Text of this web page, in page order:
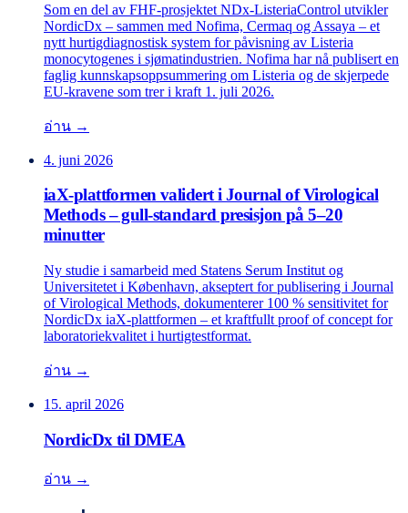
Som en del av FHF-prosjektet NDx-ListeriaControl utvikler
NordicDx – sammen med Nofima, Cermaq og Assaya – et
nytt hurtigdiagnostisk system for påvisning av Listeria
monocytogenes i sjømatindustrien. Nofima har nå publisert en
faglig kunnskapsoppsummering om Listeria og de skjerpede
EU-kravene som trer i kraft 1. juli 2026.
อ่าน →
4. juni 2026
iaX-plattformen validert i Journal of Virological
Methods – gull-standard presisjon på 5–20
minutter
Ny studie i samarbeid med Statens Serum Institut og
Universitetet i København, akseptert for publisering i Journal
of Virological Methods, dokumenterer 100 % sensitivitet for
NordicDx iaX-plattformen – et kraftfullt proof of concept for
laboratoriekvalitet i hurtigtestformat.
อ่าน →
15. april 2026
NordicDx til DMEA
อ่าน →